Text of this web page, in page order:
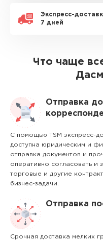
Экспресс-
7 дней
Что чаще
Отправка
С помощью TSM экспресс-
доступна юридическим и
отправка документов и
оперативно согласовать и
торговые и другие
бизнес-задачи.
Отправка
Срочная доставка мелких